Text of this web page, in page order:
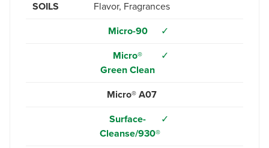
SOILS Flavor, Fragrances
Micro-90 ✓
Micro®
Green Clean
✓
Micro® A07
Surface-
Cleanse/930®
✓